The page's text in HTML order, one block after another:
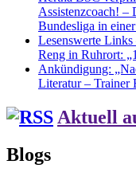
Assistenzcoach! –
Bundesliga in
Lesenswerte
Reng in Ruhrort:
Ankündigung:
Literatur – Trainer
Aktuell
Blogs